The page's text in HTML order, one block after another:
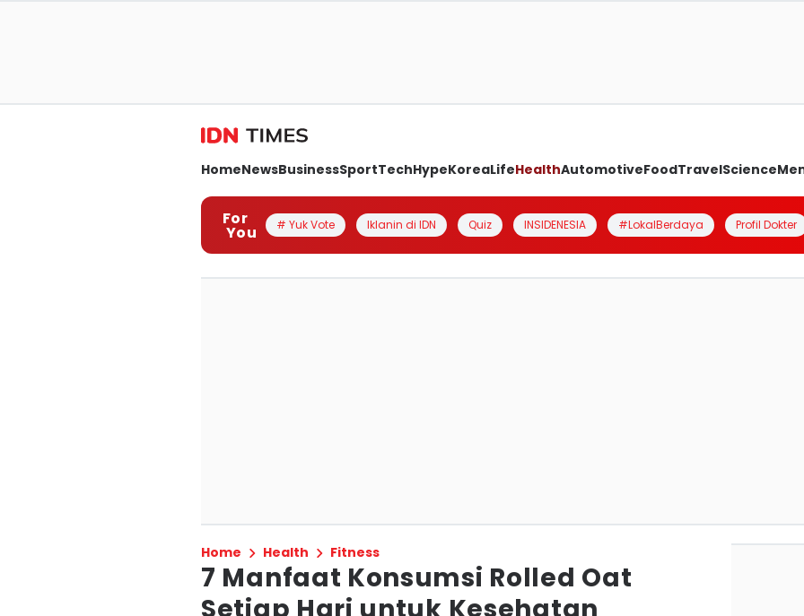
HomeNewsBusinessSportTechHypeKoreaLifeHealthAutomotiveFoodTravelScience
For
You # Yuk Vote Iklanin di IDN Quiz INSIDENESIA #LokalBerdaya Profil Dokter
Home Health Fitness
7 Manfaat Konsumsi Rolled Oat